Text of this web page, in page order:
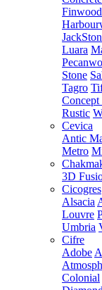
Finwood
Luara
Stone
Tagro
Concept
Rustic
Cevica
Antic
Metro
3D
Cicogres
Alsacia
Louvre
Umbria
Cifre
Adobe
Colonial